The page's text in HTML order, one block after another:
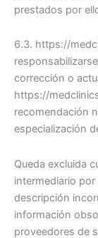
prestados por
6.3. https://
corrección o
https://
recomendación
especialización
Queda excluida
intermediario
descripción
información
proveedores de